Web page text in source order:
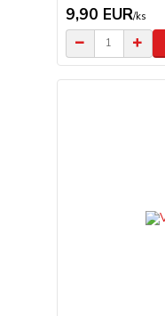
9,90 EUR/ks